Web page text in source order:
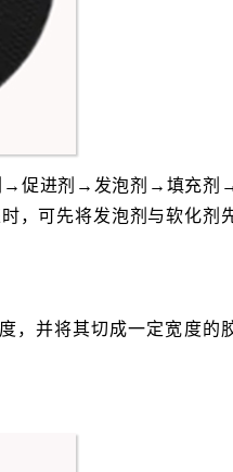
→促进剂→发泡剂→填充剂
，可先将发泡剂与软化剂
，并将其切成一定宽度的